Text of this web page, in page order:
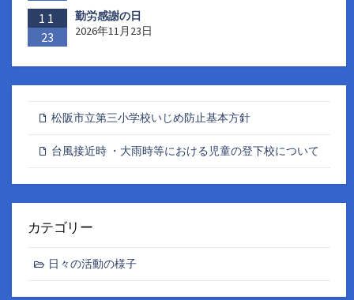
11
23
勤労感謝の日
2026年11月23日
松阪市立第三小学校いじめ防止基本方針
台風接近時 ・大雨時等における児童の登下校について
カテゴリー
日々の活動の様子